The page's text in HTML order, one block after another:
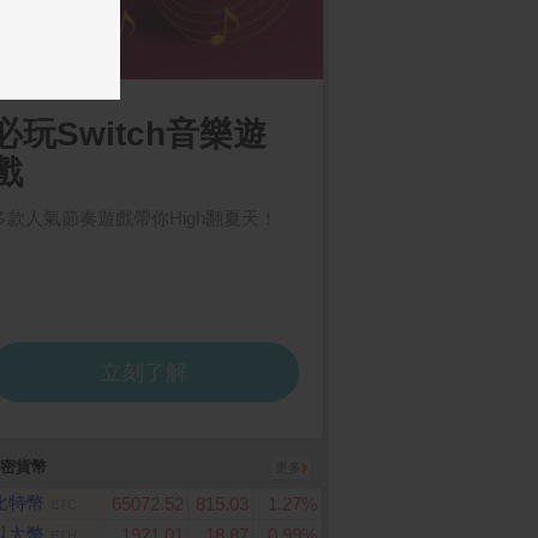
貨幣
特幣 65072.52 815.03
1.27%
太幣